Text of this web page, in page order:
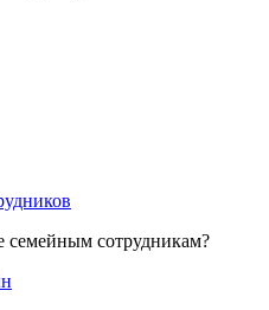
семейным сотрудникам?